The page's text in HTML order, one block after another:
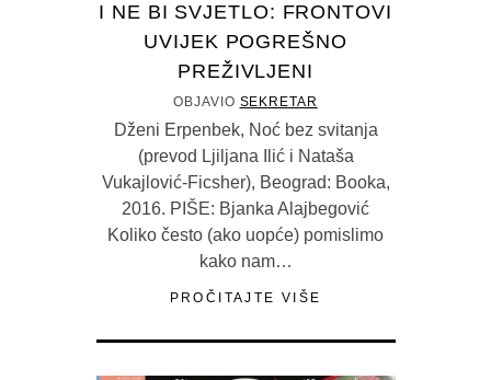
I NE BI SVJETLO: FRONTOVI
UVIJEK POGREŠNO
PREŽIVLJENI
OBJAVIO SEKRETAR
Dženi Erpenbek, Noć bez svitanja
(prevod Ljiljana Ilić i Nataša
Vukajlović-Ficsher), Beograd: Booka,
2016. PIŠE: Bjanka Alajbegović
Koliko često (ako uopće) pomislimo
kako nam…
PROČITAJTE VIŠE